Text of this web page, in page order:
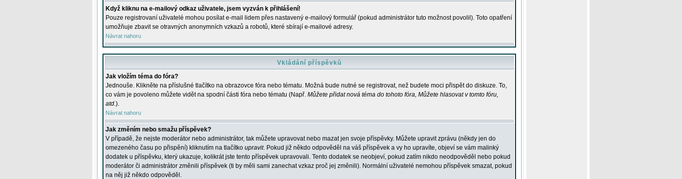
Když kliknu na e-mailový odkaz uživatele, jsem vyzván k přihlášení!
Pouze registrovaní uživatelé mohou posílat e-mail lidem přes nastavený e-mailový formulář (pokud administrátor tuto možnost povolil). Toto opatření
umožňuje zbavit se otravných anonymních vzkazů a robotů, které sbírají e-mailové adresy.
Návrat nahoru
Vkládání příspěvků
Jak vložím téma do fóra?
Jednouše. Klikněte na příslušné tlačítko na obrazovce fóra nebo tématu. Možná bude nutné se registrovat, než budete moci přispět do diskuze. To,
co vám je povoleno můžete vidět na spodní části fóra nebo tématu (Např. Můžete přidat nová téma do tohoto fóra, Můžete hlasovat v tomto fóru,
atd.).
Návrat nahoru
Jak změním nebo smažu příspěvek?
V případě, že nejste moderátor nebo administrátor, tak můžete upravovat nebo mazat jen svoje příspěvky. Můžete upravit zprávu (někdy jen do
omezeného času po přispění) kliknutím na tlačítko upravit. Pokud již někdo odpověděl na váš příspěvek a vy ho upravíte, objeví se vám malinký
dodatek u příspěvku, který ukazuje, kolikrát jste tento příspěvek upravovali. Tento dodatek se neobjeví, pokud zatím nikdo neodpověděl nebo pokud
moderátor či administrátor změnili příspěvek (ti by měli sami zanechat vzkaz proč jej změnili). Normální uživatelé nemohou příspěvek smazat, pokud
na něj již někdo odpověděl.